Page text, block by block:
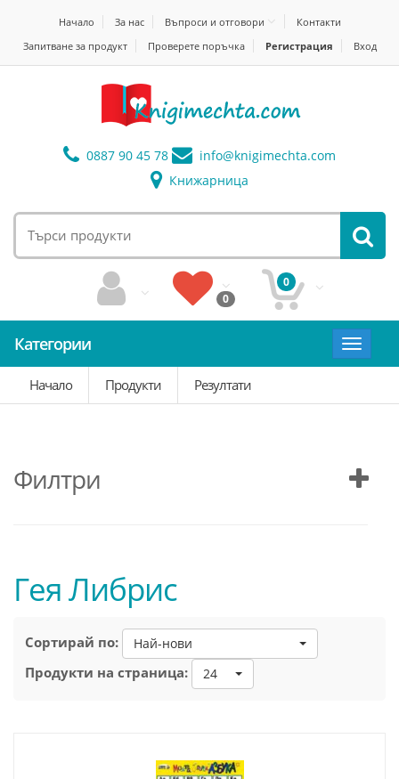
Начало За нас Въпроси и отговори
Контакти
Запитване за продукт
Проверете поръчка Регистрация Вход
0887 90 45 78 info@knigimechta.com
Книжарница
0
0
Категории
Toggle
Начало
Продукти Резултати
Филтри
Гея Либрис
Сортирай по: Най-нови
Продукти на страница: 24